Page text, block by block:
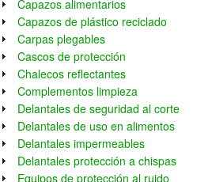
Capazos alimentarios
Capazos de plástico reciclado
Carpas plegables
Cascos de protección
Chalecos reflectantes
Complementos limpieza
Delantales de seguridad al corte
Delantales de uso en alimentos
Delantales impermeables
Delantales protección a chispas
Equipos de protección al ruido